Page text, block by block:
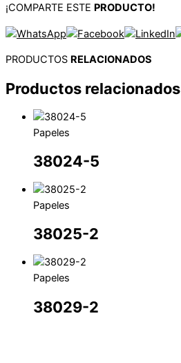
¡COMPARTE ESTE PRODUCTO!
PRODUCTOS RELACIONADOS
Productos relacionados
Papeles
38024-5
Papeles
38025-2
Papeles
38029-2